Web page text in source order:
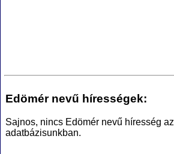
Edömér nevű hírességek:
Sajnos, nincs Edömér nevű híresség az
adatbázisunkban.